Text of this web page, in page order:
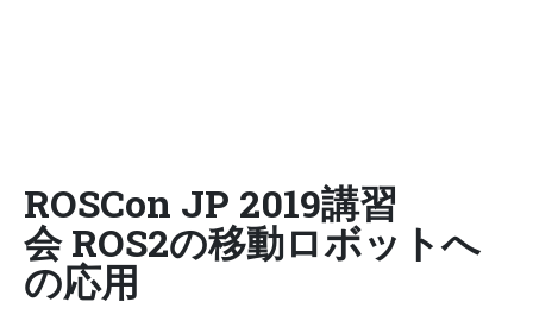
ROSCon JP 2019講習
会 ROS2の移動ロボットへ
の応用